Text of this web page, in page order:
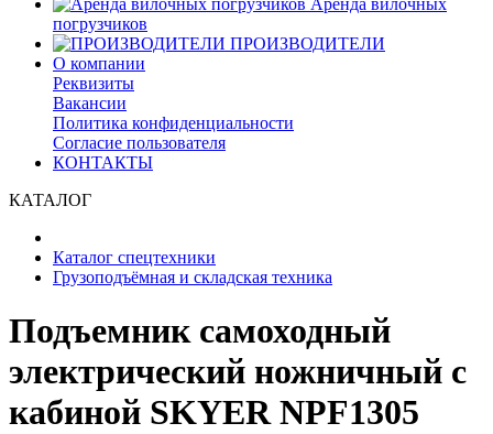
Аренда вилочных
погрузчиков
ПРОИЗВОДИТЕЛИ
О компании
Реквизиты
Вакансии
Политика конфиденциальности
Согласие пользователя
КОНТАКТЫ
КАТАЛОГ
Каталог спецтехники
Грузоподъёмная и складская техника
Подъемник самоходный
электрический ножничный с
кабиной SKYER NPF1305